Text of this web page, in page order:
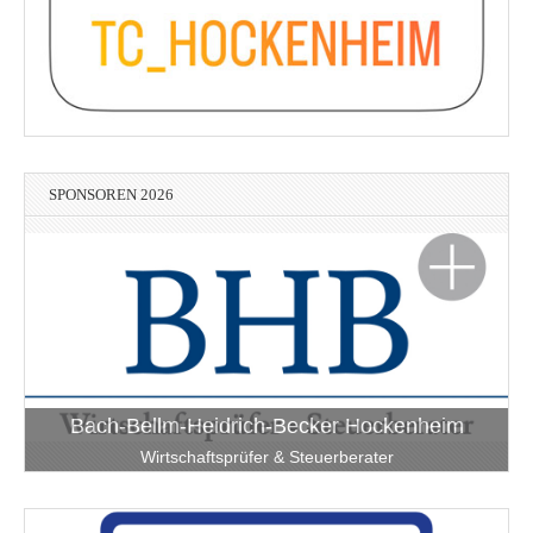
SPONSOREN 2026
Bach-Bellm-Heidrich-Becker Hockenheim
Wirtschaftsprüfer & Steuerberater